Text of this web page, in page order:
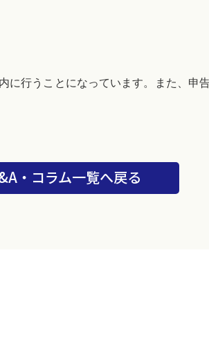
行うことになっています。また、申
・コラム一覧へ戻る